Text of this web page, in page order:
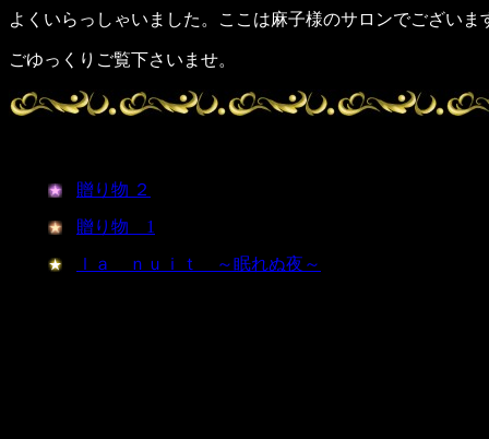
よくいらっしゃいました。ここは麻子様のサロンでございま
ごゆっくりご覧下さいませ。
贈り物 ２
贈り物 1
ｌａ ｎｕｉｔ ～眠れぬ夜～